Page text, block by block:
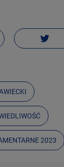
2023